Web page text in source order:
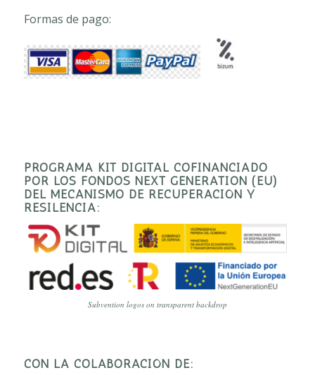
Formas de pago:
PROGRAMA KIT DIGITAL COFINANCIADO
POR LOS FONDOS NEXT GENERATION (EU)
DEL MECANISMO DE RECUPERACIÓN Y
RESILENCIA:
Subvention logos on transparent backdrop
CON LA COLABORACIÓN DE: